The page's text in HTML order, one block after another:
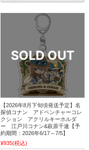
【2026年8月下旬頃発送予定】名
探偵コナン アドベンチャーコレ
クション アクリルキーホルダ
ー 江戸川コナン&萩原千速【予
約期間：2026年6/17～7/5】
¥935(税込)